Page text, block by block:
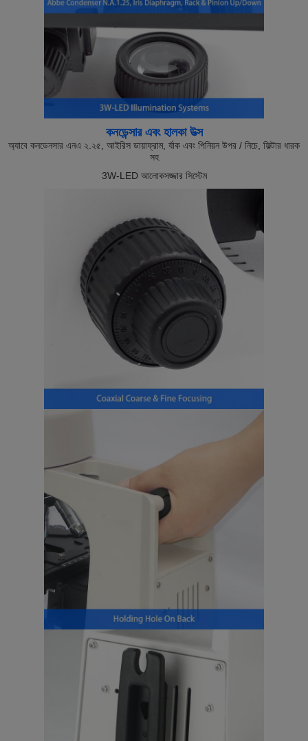
কনডেন্সার এবং হালকা উত্স
অ্যাবে কনডেনসার এনএ ২.২৫, আইরিস ডায়াফ্রাম, র্যাক এবং পিনিয়ন উপর / নিচে, ফিল্টার ধারক
সহ
3W-LED আলোকসজ্জার সিস্টেম